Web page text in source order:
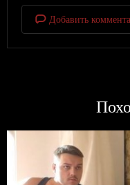
Добавить